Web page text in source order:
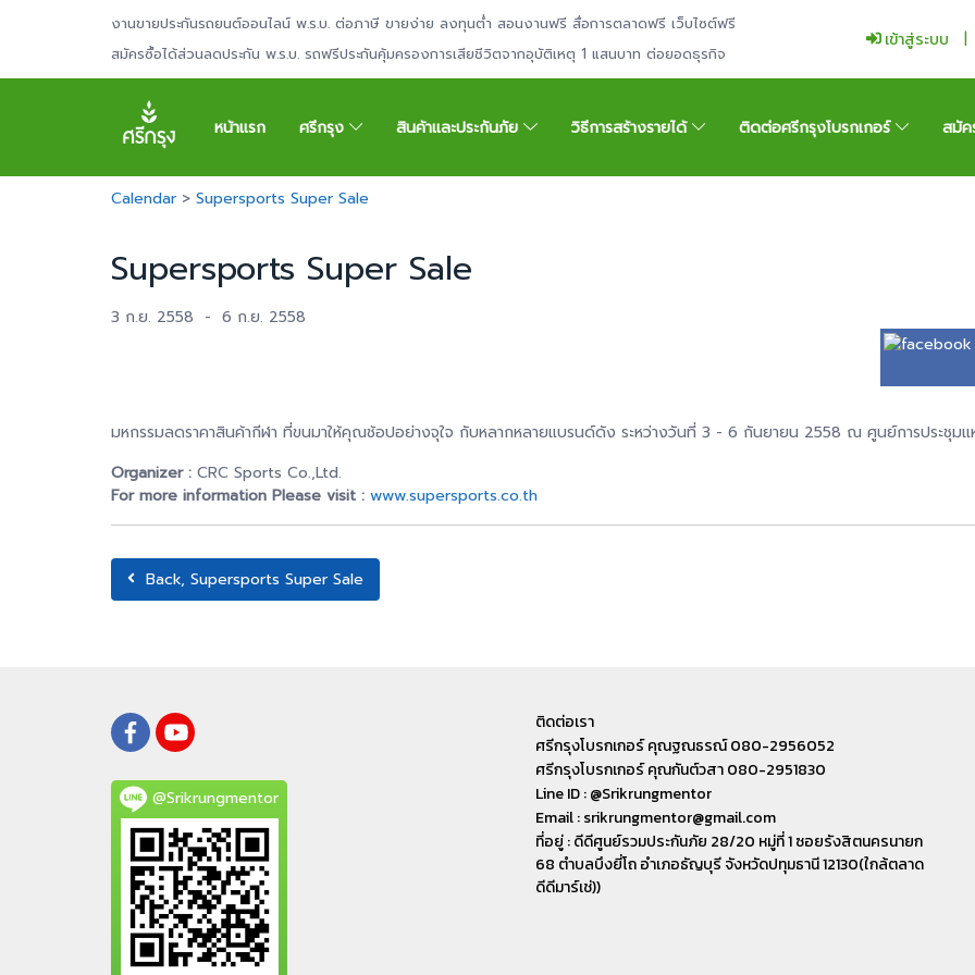
งานขายประกันรถยนต์ออนไลน์ พ.ร.บ. ต่อภาษี ขายง่าย ลงทุนต่ำ สอนงานฟรี สื่อการตลาดฟรี เว็บไซต์ฟรี
สมัครซื้อได้ส่วนลดประกัน พ.ร.บ. รถฟรีประกันคุ้มครองการเสียชีวิตจากอุบัติเหตุ 1 แสนบาท ต่อยอดธุรกิจ
เข้าสู่ระบบ
หน้าแรก ศรีกรุง สินค้าและประกันภัย วิธีการสร้างรายได้ ติดต่อศรีกรุงโบรกเกอร์ สมัค
Calendar > Supersports Super Sale
Supersports Super Sale
3 ก.ย. 2558 - 6 ก.ย. 2558
มหกรรมลดราคาสินค้ากีฬา ที่ขนมาให้คุณช้อปอย่างจุใจ กับหลากหลายแบรนด์ดัง ระหว่างวันที่ 3 - 6 กันยายน 2558 ณ ศูนย์การประชุม
Organizer : CRC Sports Co.,Ltd.
For more information Please visit : www.supersports.co.th
Back, Supersports Super Sale
@Srikrungmentor
ติดต่อเรา
ศรีกรุงโบรกเกอร์ คุณฐณธรณ์ 080-2956052
ศรีกรุงโบรกเกอร์ คุณกันต์วสา 080-2951830
Line ID : @Srikrungmentor
Email : srikrungmentor@gmail.com
ที่อยู่ : ดีดีศูนย์รวมประกันภัย 28/20 หมู่ที่ 1 ซอยรังสิตนครนายก
68 ตำบลบึงยี่โถ อำเภอ​ธัญบุรี​ จังหวัดปทุมธานี​ 12130(ใกล้ตลาด
ดีดีมาร์เช่))